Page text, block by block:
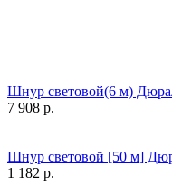
Шнур световой(6 м)
7 908 р.
Шнур световой [50 м]
1 182 р.